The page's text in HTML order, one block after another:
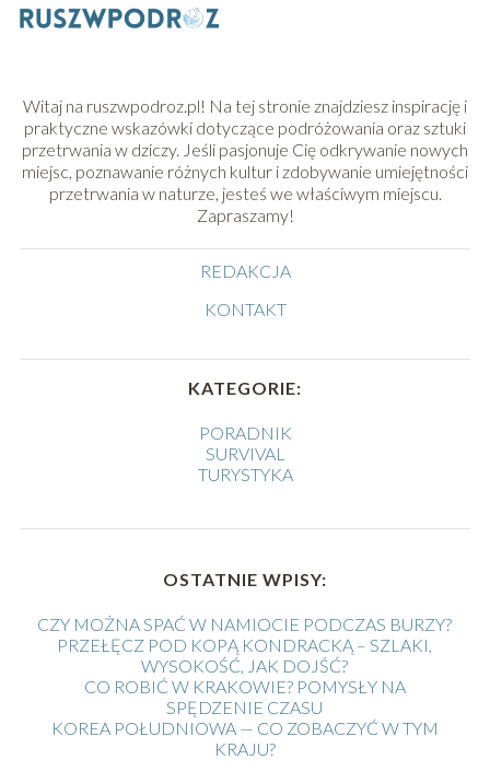
Witaj na ruszwpodroz.pl! Na tej stronie znajdziesz inspirację i
praktyczne wskazówki dotyczące podróżowania oraz sztuki
przetrwania w dziczy. Jeśli pasjonuje Cię odkrywanie nowych
miejsc, poznawanie różnych kultur i zdobywanie umiejętności
przetrwania w naturze, jesteś we właściwym miejscu.
Zapraszamy!
REDAKCJA
KONTAKT
KATEGORIE:
PORADNIK
SURVIVAL
TURYSTYKA
OSTATNIE WPISY:
CZY MOŻNA SPAĆ W NAMIOCIE PODCZAS BURZY?
PRZEŁĘCZ POD KOPĄ KONDRACKĄ – SZLAKI,
WYSOKOŚĆ, JAK DOJŚĆ?
CO ROBIĆ W KRAKOWIE? POMYSŁY NA
SPĘDZENIE CZASU
KOREA POŁUDNIOWA — CO ZOBACZYĆ W TYM
KRAJU?